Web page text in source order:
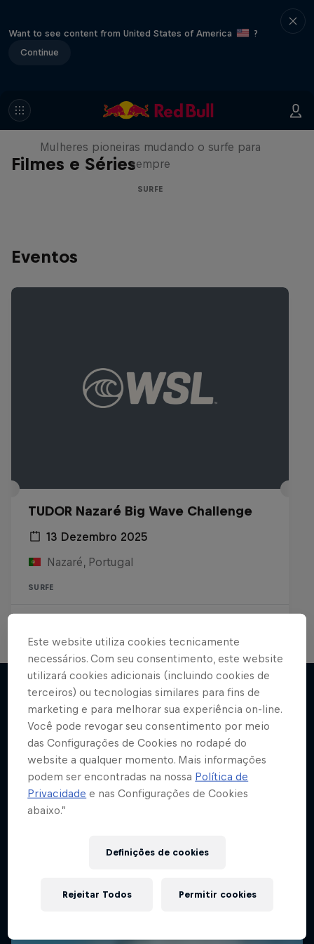
Want to see content from United States of America
?
Continue
Filmes e Séries
NOW DAYS
Mulheres pioneiras mudando o surfe para
sempre
SURFE
Eventos
TUDOR Nazaré Big Wave Challenge
13 Dezembro 2025
Nazaré, Portugal
SURFE
Mais
Este website utiliza cookies tecnicamente
necessários. Com seu consentimento, este website
utilizará cookies adicionais (incluindo cookies de
terceiros) ou tecnologias similares para fins de
marketing e para melhorar sua experiência on-line.
Você pode revogar seu consentimento por meio
das Configurações de Cookies no rodapé do
website a qualquer momento. Mais informações
podem ser encontradas na nossa Política de
Privacidade e nas Configurações de Cookies
abaixo.”
Definições de cookies
Rejeitar Todos Permitir cookies